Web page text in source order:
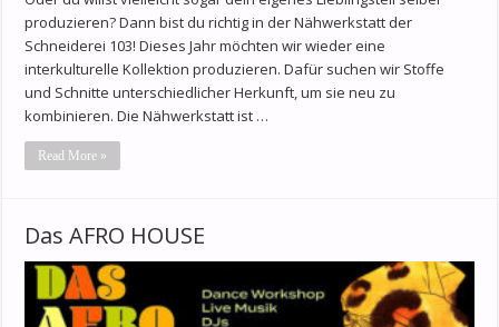
produzieren? Dann bist du richtig in der Nähwerkstatt der
Schneiderei 103! Dieses Jahr möchten wir wieder eine
interkulturelle Kollektion produzieren. Dafür suchen wir Stoffe
und Schnitte unterschiedlicher Herkunft, um sie neu zu
kombinieren. Die Nähwerkstatt ist …
Read More »
Das AFRO HOUSE